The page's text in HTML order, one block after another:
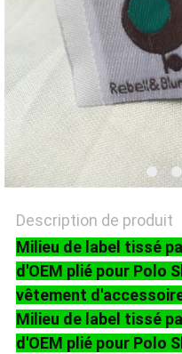
SHOW
PLAN
DU
SITE
POLITIQUE
DE
Description de produit
Milieu de label tissé
d'OEM plié pour Polo
vêtement
Milieu de label tissé
d'OEM plié pour Polo